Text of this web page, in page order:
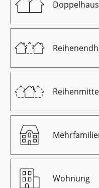
Wohnung